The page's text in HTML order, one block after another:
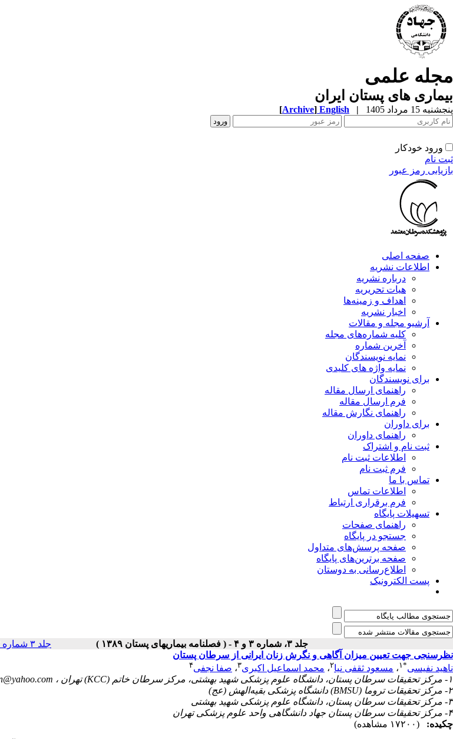
مجله علمی
بیماری های پستان ایران
پنجشنبه 15 مرداد 1405 |
English
[Archive]
ورود خودکار
ثبت نام
بازیابی رمز عبور
صفحه اصلی
اطلاعات نشریه
درباره نشریه
هیات تحریریه
اهداف و زمینه‌ها
اخبار نشریه
آرشیو مجله و مقالات
کلیه شماره‌های مجله
آخرین شماره
نمایه نویسندگان
نمایه واژه های کلیدی
برای نویسندگان
راهنمای ارسال مقاله
فرم ارسال مقاله
راهنمای نگارش مقاله
برای داوران
راهنمای داوران
ثبت نام و اشتراک
اطلاعات ثبت نام
فرم ثبت نام
تماس با ما
اطلاعات تماس
فرم برقراری ارتباط
تسهیلات پایگاه
راهنمای صفحات
جستجو در پایگاه
صفحه پرسش‌های متداول
صفحه برترین‌های پایگاه
اطلاع‌رسانی به دوستان
پست الکترونیک
جلد ۳، شماره ۳ و ۴ - ( فصلنامه بیماریهای پستان ۱۳۸۹ ) جلد ۳ شماره ۳ و ۴ صفحات ۳۳-۲۸
نظرسنجی جهت تعیین میزان آگاهی و نگرش زنان ایرانی از سرطان پستان
ناهید نفیسی*۱ ، مسعود ثقفی نیا۲، محمد اسماعیل اکبری۳، صفا نجفی۴
۱- مرکز تحقیقات سرطان پستان، دانشگاه علوم پزشکی شهید بهشتی، مرکز سرطان خاتم (KCC) تهران ،
۲- مرکز تحقیقات تروما (BMSU) دانشگاه پزشکی بقیه‌الهش (عج)
۳- مرکز تحقیقات سرطان پستان، دانشگاه علوم پزشکی شهید بهشتی
۴- مرکز تحقیقات سرطان پستان جهاد دانشگاهی واحد علوم پزشکی تهران
چکیده:
(۱۷۲۰۰ مشاهده)